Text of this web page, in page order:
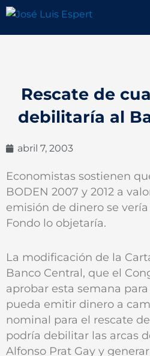
contenido
Rescate de
debilitaría al
abril 7, 2003
Economistas sostienen
BODEN 2007 y 2012 a
emisión de dinero se
Fondo lo objetaría.
La modificación de la
Banco Central, que el
aprobar esta semana
pueda emitir dinero a
nominal para el rescate
podría debilitar las arcas
Alfonso Prat Gay y